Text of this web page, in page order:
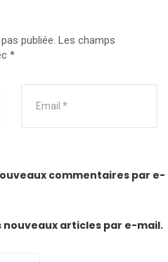
publiée. Les champs
*
commentaires par e-
nouveaux articles par e-mail.